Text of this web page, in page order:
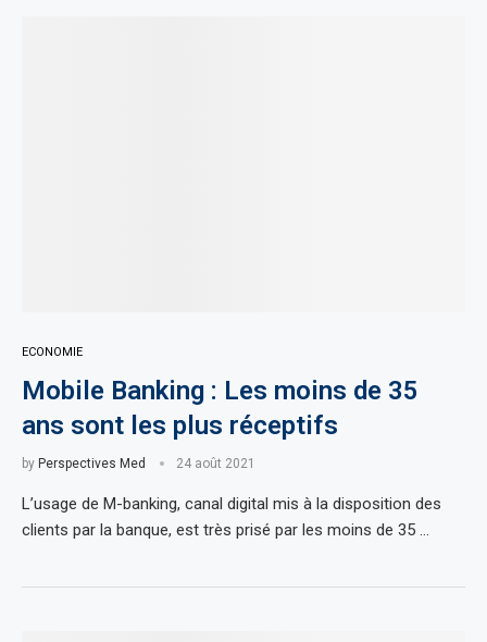
ECONOMIE
Mobile Banking : Les moins de 35
ans sont les plus réceptifs
by Perspectives Med 24 août 2021
L’usage de M-banking, canal digital mis à la disposition des
clients par la banque, est très prisé par les moins de 35 …